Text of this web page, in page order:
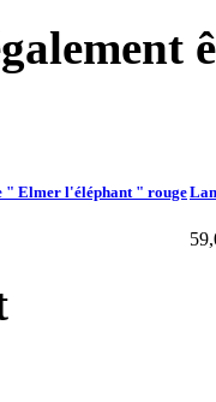
" Elmer l'éléphant " rouge